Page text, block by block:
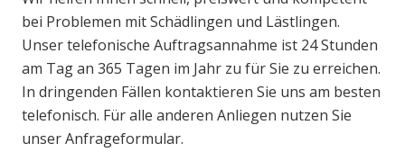
bei Problemen mit Schädlingen und Lästlingen.
Unser telefonische Auftragsannahme ist 24 Stunden
am Tag an 365 Tagen im Jahr zu für Sie zu erreichen.
In dringenden Fällen kontaktieren Sie uns am besten
telefonisch. Für alle anderen Anliegen nutzen Sie
unser Anfrageformular.